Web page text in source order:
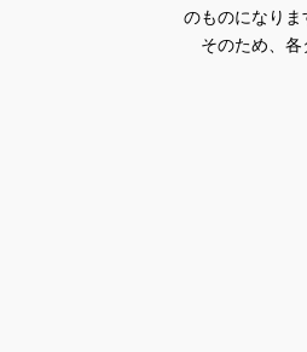
のものになりま
そのため、各